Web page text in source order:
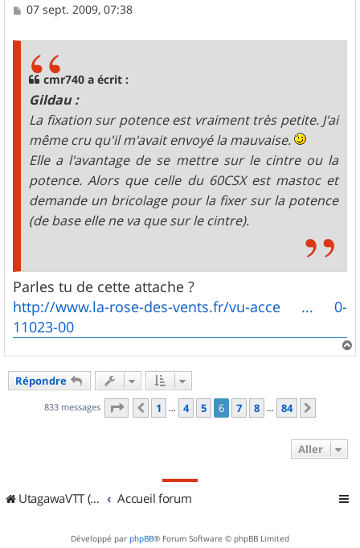
M
07 sept. 2009, 07:38
cmr740 a écrit :
Gildau :
La fixation sur potence est vraiment très petite. J'ai
même cru qu'il m'avait envoyé la mauvaise.
Elle a l'avantage de se mettre sur le cintre ou la
potence. Alors que celle du 60CSX est mastoc et
demande un bricolage pour la fixer sur la potence
(de base elle ne va que sur le cintre).
Parles tu de cette attache ?
http://www.la-rose-des-vents.fr/vu-acce ... 0-
11023-00
a
Répondre
833 messages Page 6sur 84
Précédent
1 … 4 5 6 7 8 … 84
Aller
UtagawaVTT (Randos VTT et VTTAE avec traces GPS) Accueil forum
Développé par phpBB® Forum Software © phpBB Limited